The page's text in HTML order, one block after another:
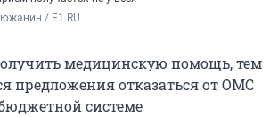
/ E1.RU
медицинскую помощь, тем
предложения отказаться от ОМС
системе